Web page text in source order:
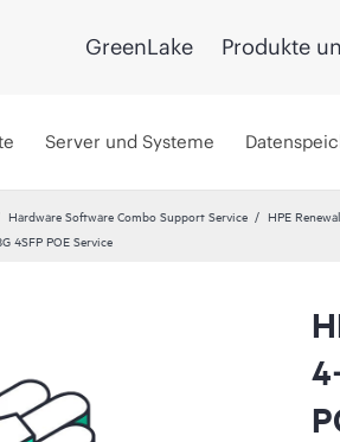
GreenLake Produkte
Server und Systeme
Hardware Software Combo Support Service
HPE
4SFP POE Service